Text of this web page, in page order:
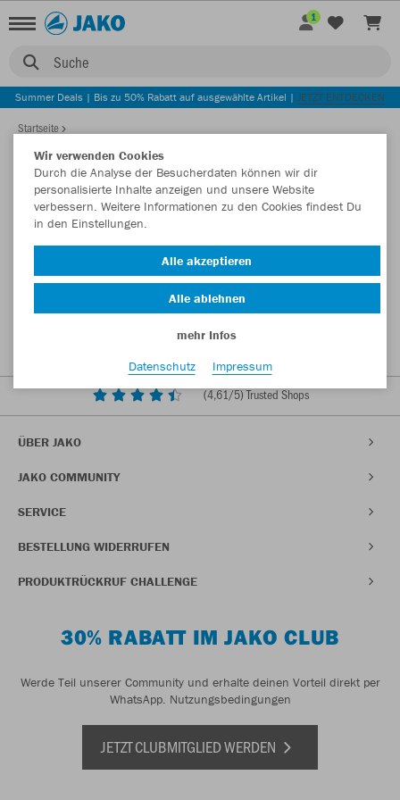
Suche
1
Summer Deals | Bis zu 50% Rabatt auf ausgewählte Artikel | JETZT ENTDECKEN
Startseite
(4,61/5) Trusted Shops
ÜBER JAKO
JAKO COMMUNITY
SERVICE
BESTELLUNG WIDERRUFEN
PRODUKTRÜCKRUF CHALLENGE
30% RABATT IM JAKO CLUB
Werde Teil unserer Community und erhalte deinen Vorteil direkt per
WhatsApp. Nutzungsbedingungen
JETZT CLUBMITGLIED WERDEN
Wir verwenden Cookies
Durch die Analyse der Besucherdaten können wir dir
personalisierte Inhalte anzeigen und unsere Website
verbessern. Weitere Informationen zu den Cookies findest Du
in den Einstellungen.
Alle akzeptieren
Alle ablehnen
mehr Infos
Datenschutz
Impressum